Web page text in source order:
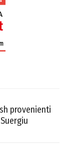
provenienti